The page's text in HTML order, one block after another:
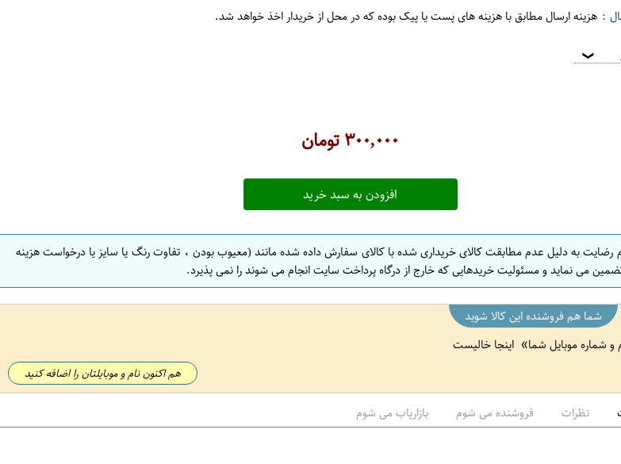
و
: هزینه ارسال مطابق با هزینه های پست یا پیک بوده که در محل از خریدار اخذ خواهد شد.
❯
۳۰۰,۰۰۰تومان
افزودن به سبد خرید
رضایت به دلیل عدم مطابقت کالای خریداری شده با کالای سفارش داده شده مانند (معیوب بودن ، تفاوت رنگ یا سایز یا درخواست هزینه
می نماید و مسئولیت خریدهایی که خارج از درگاه پرداخت سایت انجام می شوند را نمی پذیرد.
شما هم فروشنده این کالا شوید
و شماره موبایل شما اینجا خالیست
هم اکنون نام و موبایلتان را اضافه کنید
نظرات فروشنده می شوم بازاریاب می شوم